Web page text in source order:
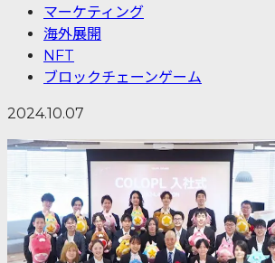
マーケティング
海外展開
NFT
ブロックチェーンゲーム
2024.10.07